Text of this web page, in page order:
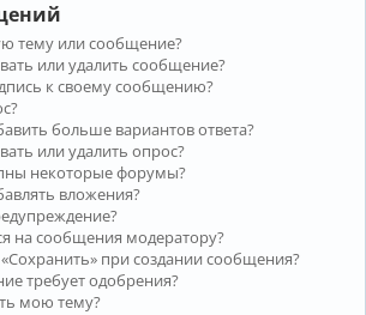
тему или сообщение?
или удалить сообщение?
к своему сообщению?
больше вариантов ответа?
или удалить опрос?
некоторые форумы?
вложения?
на сообщения модератору?
при создании сообщения?
требует одобрения?
мою тему?